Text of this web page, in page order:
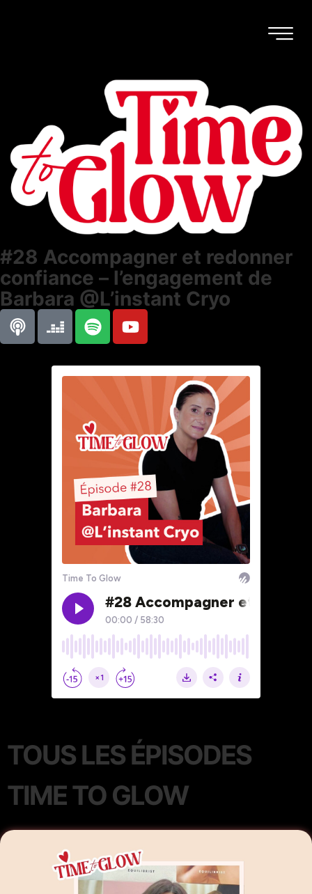
#28 Accompagner et redonner
confiance – l’engagement de
Barbara @L’instant Cryo
TOUS LES ÉPISODES
TIME TO GLOW